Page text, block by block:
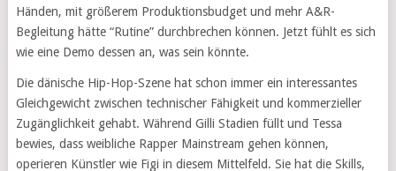
Händen, mit größerem Produktionsbudget und mehr A&R-
Begleitung hätte “Rutine” durchbrechen können. Jetzt fühlt es sich
wie eine Demo dessen an, was sein könnte.
Die dänische Hip-Hop-Szene hat schon immer ein interessantes
Gleichgewicht zwischen technischer Fähigkeit und kommerzieller
Zugänglichkeit gehabt. Während Gilli Stadien füllt und Tessa
bewies, dass weibliche Rapper Mainstream gehen können,
operieren Künstler wie Figi in diesem Mittelfeld. Sie hat die Skills,